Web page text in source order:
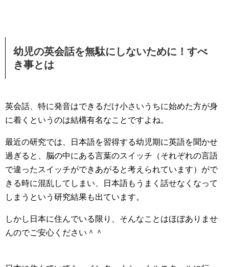
幼児の英会話を無駄にしないために！すべ
き事とは
英会話、特に発音はできるだけ小さいうちに始めた方が身
に着くというのは結構有名なことですよね。
最近の研究では、日本語を習得する幼児期に英語を聞かせ
過ぎると、脳の中にある言葉のスイッチ（それぞれの言語
で違ったスイッチができあがると考えられています）がで
きる時に混乱してしまい、日本語もうまく話せなくなって
しまうという研究結果も出ています。
しかし日本に住んでいる限り、そんなことはほぼありませ
んのでご安心ください＾＾